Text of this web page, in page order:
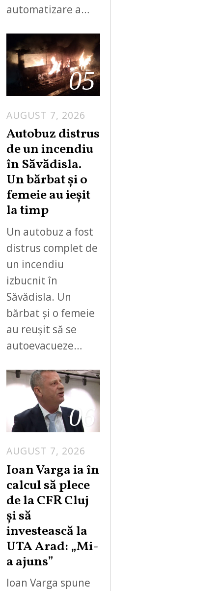
automatizare a…
05
AUGUST 7, 2026
Autobuz distrus
de un incendiu
în Săvădisla.
Un bărbat și o
femeie au ieșit
la timp
Un autobuz a fost
distrus complet de
un incendiu
izbucnit în
Săvădisla. Un
bărbat și o femeie
au reușit să se
autoevacueze…
06
AUGUST 7, 2026
Ioan Varga ia în
calcul să plece
de la CFR Cluj
și să
investească la
UTA Arad: „Mi-
a ajuns”
Ioan Varga spune